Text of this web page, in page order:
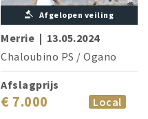
Afgelopen veiling
Merrie | 13.05.2024
Chaloubino PS / Ogano
Afslagprijs
€ 7.000
Local